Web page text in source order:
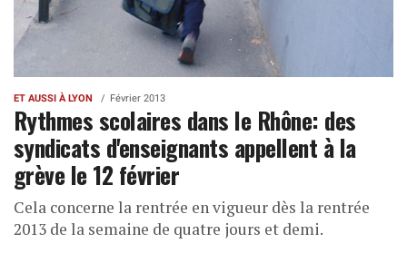
ET AUSSI À LYON Février 2013
Rythmes scolaires dans le Rhône: des
syndicats d'enseignants appellent à la
grève le 12 février
Cela concerne la rentrée en vigueur dès la rentrée
2013 de la semaine de quatre jours et demi.